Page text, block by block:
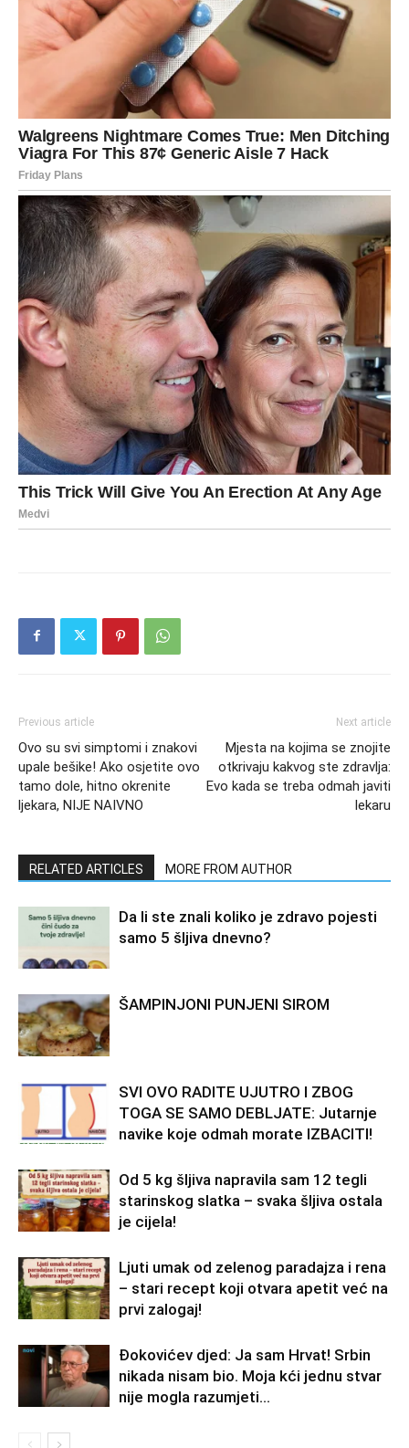
Previous article
Ovo su svi simptomi i znakovi
upale bešike! Ako osjetite ovo
tamo dole, hitno okrenite
ljekara, NIJE NAIVNO
Next article
Mjesta na kojima se znojite
otkrivaju kakvog ste zdravlja:
Evo kada se treba odmah javiti
lekaru
RELATED ARTICLES MORE FROM AUTHOR
Da li ste znali koliko je zdravo pojesti
samo 5 šljiva dnevno?
ŠAMPINJONI PUNJENI SIROM
SVI OVO RADITE UJUTRO I ZBOG
TOGA SE SAMO DEBLJATE: Jutarnje
navike koje odmah morate IZBACITI!
Od 5 kg šljiva napravila sam 12 tegli
starinskog slatka – svaka šljiva ostala
je cijela!
Ljuti umak od zelenog paradajza i rena
– stari recept koji otvara apetit već na
prvi zalogaj!
Đokovićev djed: Ja sam Hrvat! Srbin
nikada nisam bio. Moja kći jednu stvar
nije mogla razumjeti…